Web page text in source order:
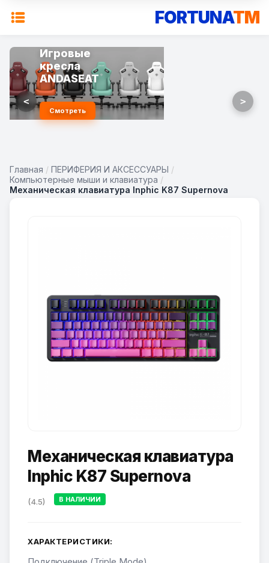
FORTUNATM
Игровые
кресла
ANDASEAT
Смотреть
< >
Главная / ПЕРИФЕРИЯ И АКСЕССУАРЫ /
Компьютерные мыши и клавиатура /
Механическая клавиатура Inphic K87 Supernova
Механическая клавиатура
Inphic K87 Supernova
(4.5) В НАЛИЧИИ
ХАРАКТЕРИСТИКИ: